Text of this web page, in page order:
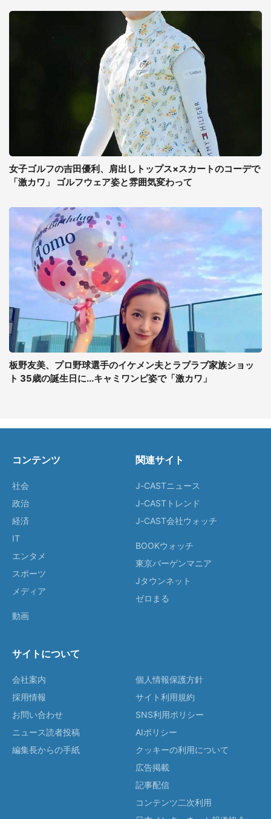
女子ゴルフの吉田優利、肩出しトップス×スカートのコーデで
「激カワ」 ゴルフウェア姿と雰囲気変わって
板野友美、プロ野球選手のイケメン夫とラブラブ家族ショッ
ト 35歳の誕生日に...キャミワンピ姿で「激カワ」
コンテンツ
社会
政治
経済
IT
エンタメ
スポーツ
メディア
動画
関連サイト
J-CASTニュース
J-CASTトレンド
J-CAST会社ウォッチ
BOOKウォッチ
東京バーゲンマニア
Jタウンネット
ゼロまる
サイトについて
会社案内
採用情報
お問い合わせ
ニュース読者投稿
編集長からの手紙
個人情報保護方針
サイト利用規約
SNS利用ポリシー
AIポリシー
クッキーの利用について
広告掲載
記事配信
コンテンツ二次利用